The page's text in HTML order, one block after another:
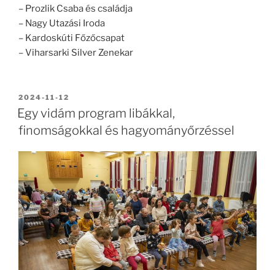
– Prozlik Csaba és családja
– Nagy Utazási Iroda
– Kardoskúti Főzőcsapat
– Viharsarki Silver Zenekar
BEKÜLDVE:
2024-11-12
Egy vidám program libákkal,
finomságokkal és hagyományőrzéssel